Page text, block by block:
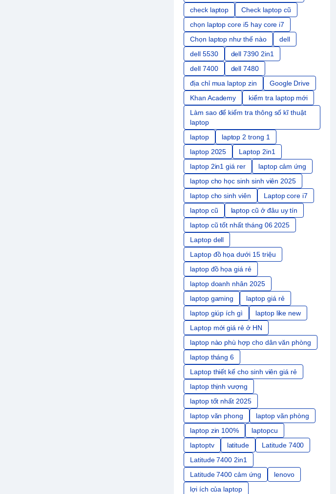
check laptop
Check laptop cũ
chọn laptop core i5 hay core i7
Chọn laptop như thế nào
dell
dell 5530
dell 7390 2in1
dell 7400
dell 7480
địa chỉ mua laptop zin
Google Drive
Khan Academy
kiểm tra laptop mới
Làm sao để kiểm tra thông số kĩ thuật
laptop
laptop
laptop 2 trong 1
laptop 2025
Laptop 2in1
laptop 2in1 giá rer
laptop cảm ứng
laptop cho học sinh sinh viên 2025
laptop cho sinh viên
Laptop core i7
laptop cũ
laptop cũ ở đâu uy tín
laptop cũ tốt nhất tháng 06 2025
Laptop dell
Laptop đồ họa dưới 15 triệu
laptop đồ họa giá rẻ
laptop doanh nhân 2025
laptop gaming
laptop giá rẻ
laptop giúp ích gì
laptop like new
Laptop mới giá rẻ ở HN
laptop nào phù hợp cho dân văn phòng
laptop tháng 6
Laptop thiết kế cho sinh viên giá rẻ
laptop thịnh vượng
laptop tốt nhất 2025
laptop văn phong
laptop văn phòng
laptop zin 100%
laptopcu
laptoptv
latitude
Latitude 7400
Latitude 7400 2in1
Latitude 7400 cảm ứng
lenovo
lợi ích của laptop